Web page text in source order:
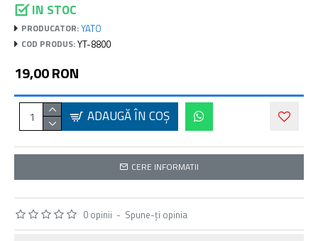
IN STOC
PRODUCATOR:YATO
COD PRODUS:YT-8800
0 opinii - Spune-ţi opinia
19,00 RON
ADAUGĂ ÎN COŞ
CERE INFORMATII